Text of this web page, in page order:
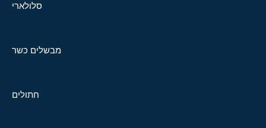
סלולארי
מבשלים כשר
חתולים